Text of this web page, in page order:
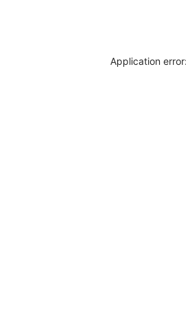
Application